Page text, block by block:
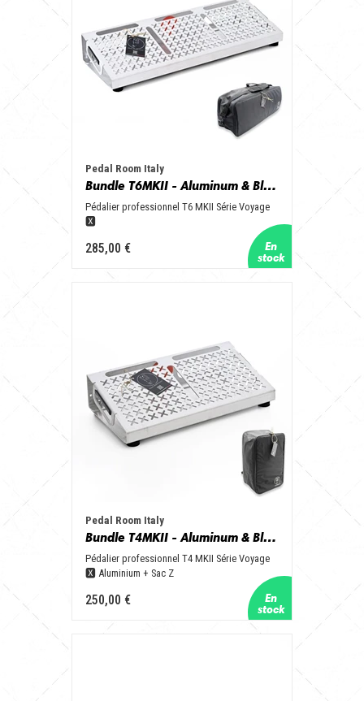
Pedal Room Italy
Bundle T6MKII - Aluminum & Black + Nbag
Pédalier professionnel T6 MKII Série Voyage
🆇
285,00 €
Pedal Room Italy
Bundle T4MKII - Aluminum & Black + Zbag
Pédalier professionnel T4 MKII Série Voyage
🆇 Aluminium + Sac Z
250,00 €